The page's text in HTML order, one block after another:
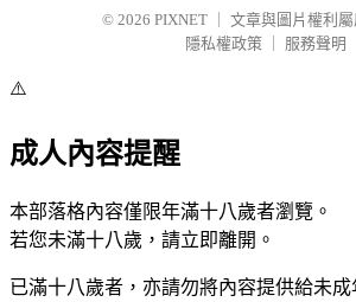
© 2026 PIXNET
文章與圖片權利
隱私權政策
服務聲明
⚠️
成人內容提醒
本部落格內容僅限年滿十八歲者瀏覽。
若您未滿十八歲，請立即離開。
已滿十八歲者，亦請勿將內容提供給未成